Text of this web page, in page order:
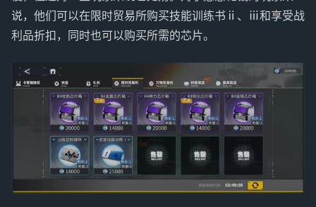
说，他们可以在限时贸易所购买技能训练书ⅱ、ⅲ和享受战
利品折扣，同时也可以购买所需的芯片。